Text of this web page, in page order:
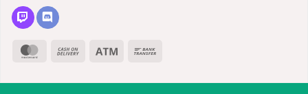
MasterCard
Cash
Delivery
Atm